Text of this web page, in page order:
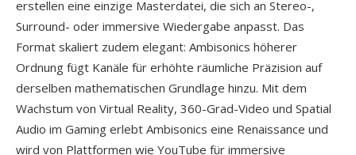
erstellen eine einzige Masterdatei, die sich an Stereo-,
Surround- oder immersive Wiedergabe anpasst. Das
Format skaliert zudem elegant: Ambisonics höherer
Ordnung fügt Kanäle für erhöhte räumliche Präzision auf
derselben mathematischen Grundlage hinzu. Mit dem
Wachstum von Virtual Reality, 360-Grad-Video und Spatial
Audio im Gaming erlebt Ambisonics eine Renaissance und
wird von Plattformen wie YouTube für immersive